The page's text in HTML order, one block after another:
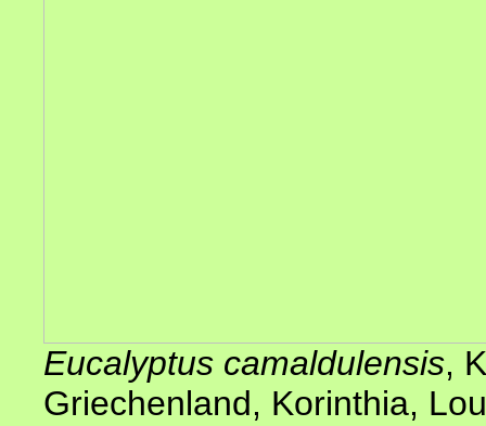
Eucalyptus camaldulensis,
Griechenland, Korinthia,